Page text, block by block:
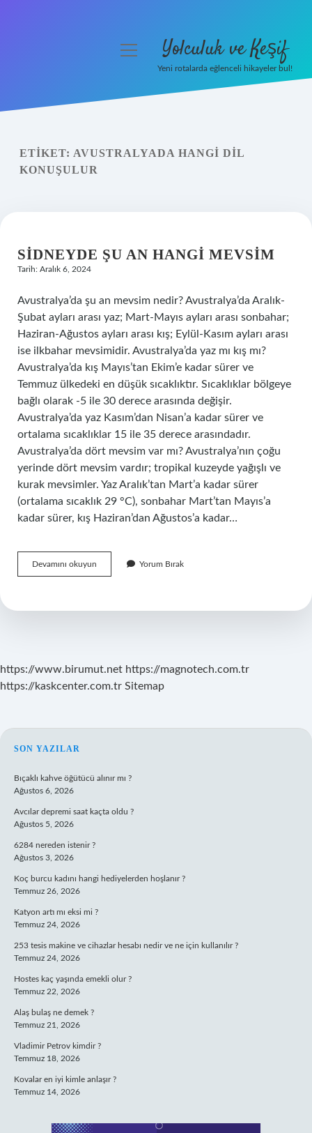
Yasal Uyarı
menüyü Yolculuk ve Keşif
Yeni rotalarda eğlenceli hikayeler bul!
ETIKET: AVUSTRALYADA HANGI DIL
KONUŞULUR
SIDNEYDE ŞU AN HANGI MEVSIM
Tarih: Aralık 6, 2024
Avustralya’da şu an mevsim nedir? Avustralya’da Aralık-
Şubat ayları arası yaz; Mart-Mayıs ayları arası sonbahar;
Haziran-Ağustos ayları arası kış; Eylül-Kasım ayları arası
ise ilkbahar mevsimidir. Avustralya’da yaz mı kış mı?
Avustralya’da kış Mayıs’tan Ekim’e kadar sürer ve
Temmuz ülkedeki en düşük sıcaklıktır. Sıcaklıklar bölgeye
bağlı olarak -5 ile 30 derece arasında değişir.
Avustralya’da yaz Kasım’dan Nisan’a kadar sürer ve
ortalama sıcaklıklar 15 ile 35 derece arasındadır.
Avustralya’da dört mevsim var mı? Avustralya’nın çoğu
yerinde dört mevsim vardır; tropikal kuzeyde yağışlı ve
kurak mevsimler. Yaz Aralık’tan Mart’a kadar sürer
(ortalama sıcaklık 29 °C), sonbahar Mart’tan Mayıs’a
kadar sürer, kış Haziran’dan Ağustos’a kadar…
Devamını okuyun Sidneyde
Şu
Mevsim
Yorum Bırak
https://www.birumut.net https://magnotech.com.tr
https://kaskcenter.com.tr Sitemap
SIDEBAR
SON YAZILAR
Bıçaklı kahve öğütücü alınır mı ?
Ağustos 6, 2026
Avcılar depremi saat kaçta oldu ?
Ağustos 5, 2026
6284 nereden istenir ?
Ağustos 3, 2026
Koç burcu kadını hangi hediyelerden hoşlanır ?
Temmuz 26, 2026
Katyon artı mı eksi mi ?
Temmuz 24, 2026
253 tesis makine ve cihazlar hesabı nedir ve ne için kullanılır ?
Temmuz 24, 2026
Hostes kaç yaşında emekli olur ?
Temmuz 22, 2026
Alaş bulaş ne demek ?
Temmuz 21, 2026
Vladimir Petrov kimdir ?
Temmuz 18, 2026
Kovalar en iyi kimle anlaşır ?
Temmuz 14, 2026